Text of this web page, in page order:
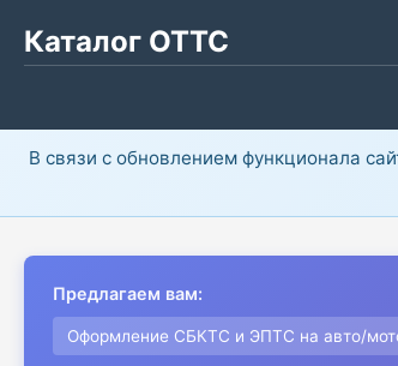
Каталог ОТТС
В связи с обновлением функционала
Предлагаем вам:
Оформление СБКТС и ЭПТС на авто/